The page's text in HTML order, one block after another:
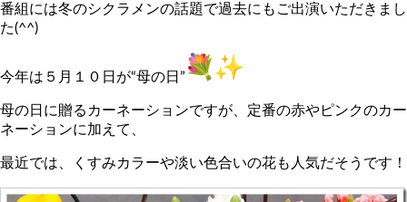
番組には冬のシクラメンの話題で過去にもご出演いただきまし
た(^^)
今年は５月１０日が“母の日”
母の日に贈るカーネーションですが、定番の赤やピンクのカー
ネーションに加えて、
最近では、くすみカラーや淡い色合いの花も人気だそうです！